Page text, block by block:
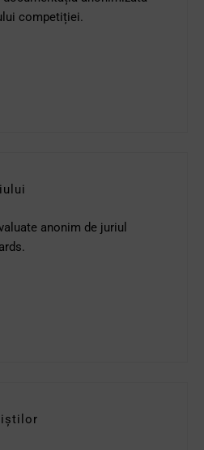
competiției.
anonim de juriul